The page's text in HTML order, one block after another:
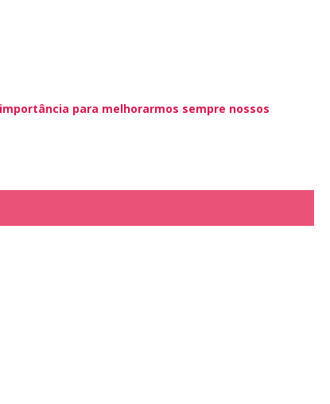
para melhorarmos sempre nossos